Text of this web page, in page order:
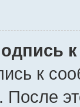
к
После